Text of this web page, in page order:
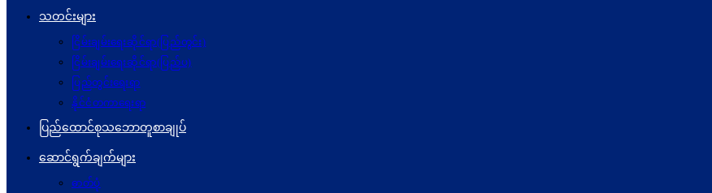
သတင်းများ
ငြိမ်းချမ်းရေးဆိုင်ရာ(ပြည်တွင်း)
ငြိမ်းချမ်းရေးဆိုင်ရာ(ပြည်ပ)
ပြည်တွင်းရေးရာ
နိုင်ငံတကာရေးရာ
ပြည်ထောင်စုသဘောတူစာချုပ်
ဆောင်ရွက်ချက်များ
ဓာတ်ပုံ